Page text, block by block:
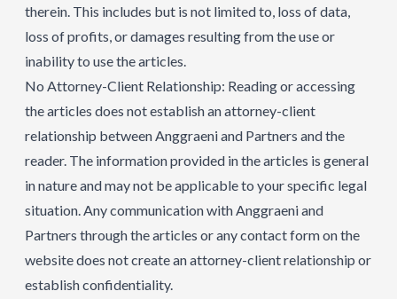
therein. This includes but is not limited to, loss of data,
loss of profits, or damages resulting from the use or
inability to use the articles.
No Attorney-Client Relationship: Reading or accessing
the articles does not establish an attorney-client
relationship between Anggraeni and Partners and the
reader. The information provided in the articles is general
in nature and may not be applicable to your specific legal
situation. Any communication with Anggraeni and
Partners through the articles or any contact form on the
website does not create an attorney-client relationship or
establish confidentiality.